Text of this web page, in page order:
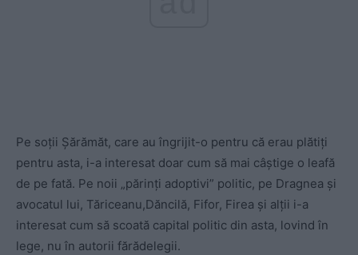
Pe soţii Şărămăt, care au îngrijit-o pentru că erau plătiţi
pentru asta, i-a interesat doar cum să mai câştige o leafă
de pe fată. Pe noii „părinţi adoptivi” politic, pe Dragnea şi
avocatul lui, Tăriceanu,Dăncilă, Fifor, Firea şi alţii i-a
interesat cum să scoată capital politic din asta, lovind în
lege, nu în autorii fărădelegii.